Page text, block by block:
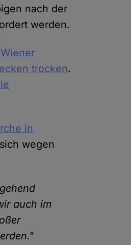
nach der
werden.
trocken.
in
wegen
auch im